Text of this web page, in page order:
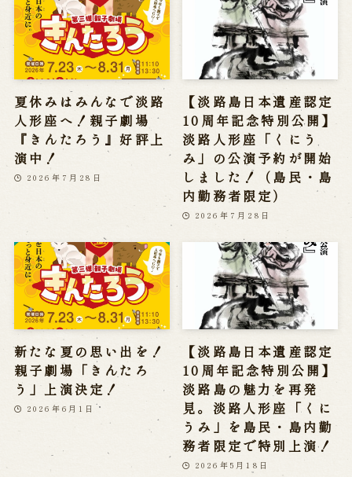
夏休みはみんなで淡路
人形座へ！親子劇場
『きんたろう』好評上
演中！
2026年7月28日
【淡路島日本遺産認定
10周年記念特別公開】
淡路人形座「くにう
み」の公演予約が開始
しました！（島民・島
内勤務者限定）
2026年7月28日
新たな夏の思い出を！
親子劇場「きんたろ
う」上演決定！
2026年6月1日
【淡路島日本遺産認定
10周年記念特別公開】
淡路島の魅力を再発
見。淡路人形座「くに
うみ」を島民・島内勤
務者限定で特別上演！
2026年5月18日